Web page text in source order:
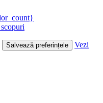
Salvează preferințele
Vezi